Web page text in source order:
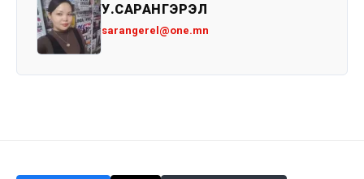
У.САРАНГЭРЭЛ
sarangerel@one.mn